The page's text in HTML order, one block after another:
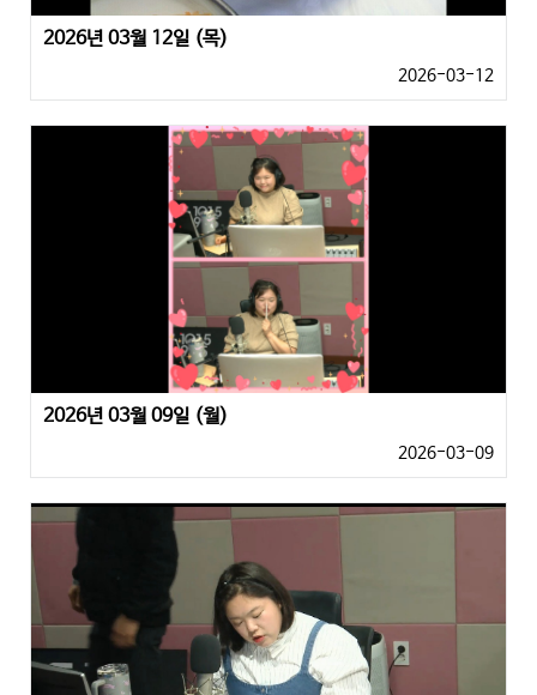
2026년 03월 12일 (목)
2026-03-12
2026년 03월 09일 (월)
2026-03-09